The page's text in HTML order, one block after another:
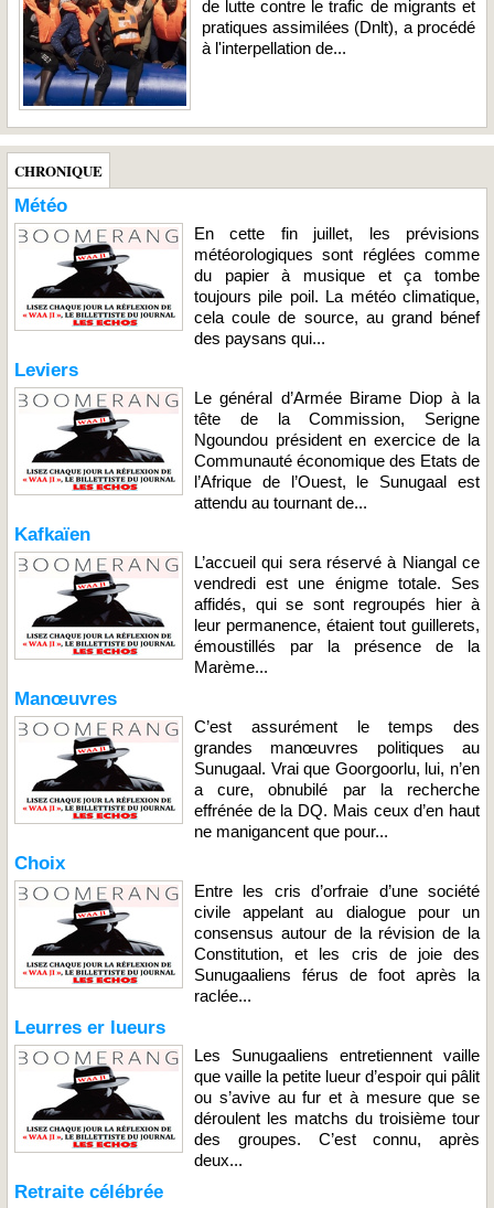
de lutte contre le trafic de migrants et
pratiques assimilées (Dnlt), a procédé
à l'interpellation de...
CHRONIQUE
Météo
En cette fin juillet, les prévisions
météorologiques sont réglées comme
du papier à musique et ça tombe
toujours pile poil. La météo climatique,
cela coule de source, au grand bénef
des paysans qui...
Leviers
Le général d’Armée Birame Diop à la
tête de la Commission, Serigne
Ngoundou président en exercice de la
Communauté économique des Etats de
l’Afrique de l’Ouest, le Sunugaal est
attendu au tournant de...
Kafkaïen
L’accueil qui sera réservé à Niangal ce
vendredi est une énigme totale. Ses
affidés, qui se sont regroupés hier à
leur permanence, étaient tout guillerets,
émoustillés par la présence de la
Marème...
Manœuvres
C’est assurément le temps des
grandes manœuvres politiques au
Sunugaal. Vrai que Goorgoorlu, lui, n’en
a cure, obnubilé par la recherche
effrénée de la DQ. Mais ceux d’en haut
ne manigancent que pour...
Choix
Entre les cris d’orfraie d’une société
civile appelant au dialogue pour un
consensus autour de la révision de la
Constitution, et les cris de joie des
Sunugaaliens férus de foot après la
raclée...
Leurres er lueurs
Les Sunugaaliens entretiennent vaille
que vaille la petite lueur d’espoir qui pâlit
ou s’avive au fur et à mesure que se
déroulent les matchs du troisième tour
des groupes. C’est connu, après
deux...
Retraite célébrée